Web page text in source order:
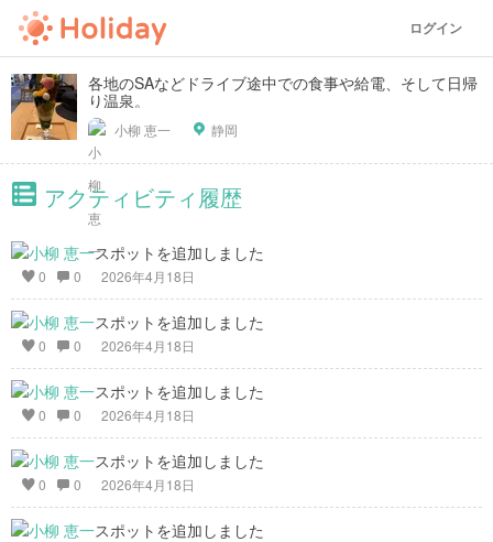
ログイン
各地のSAなどドライブ途中での食事や給電、そして日帰
り温泉。
小柳 恵一 静岡
アクティビティ履歴
スポットを追加しました
0 0 2026年4月18日
スポットを追加しました
0 0 2026年4月18日
スポットを追加しました
0 0 2026年4月18日
スポットを追加しました
0 0 2026年4月18日
スポットを追加しました